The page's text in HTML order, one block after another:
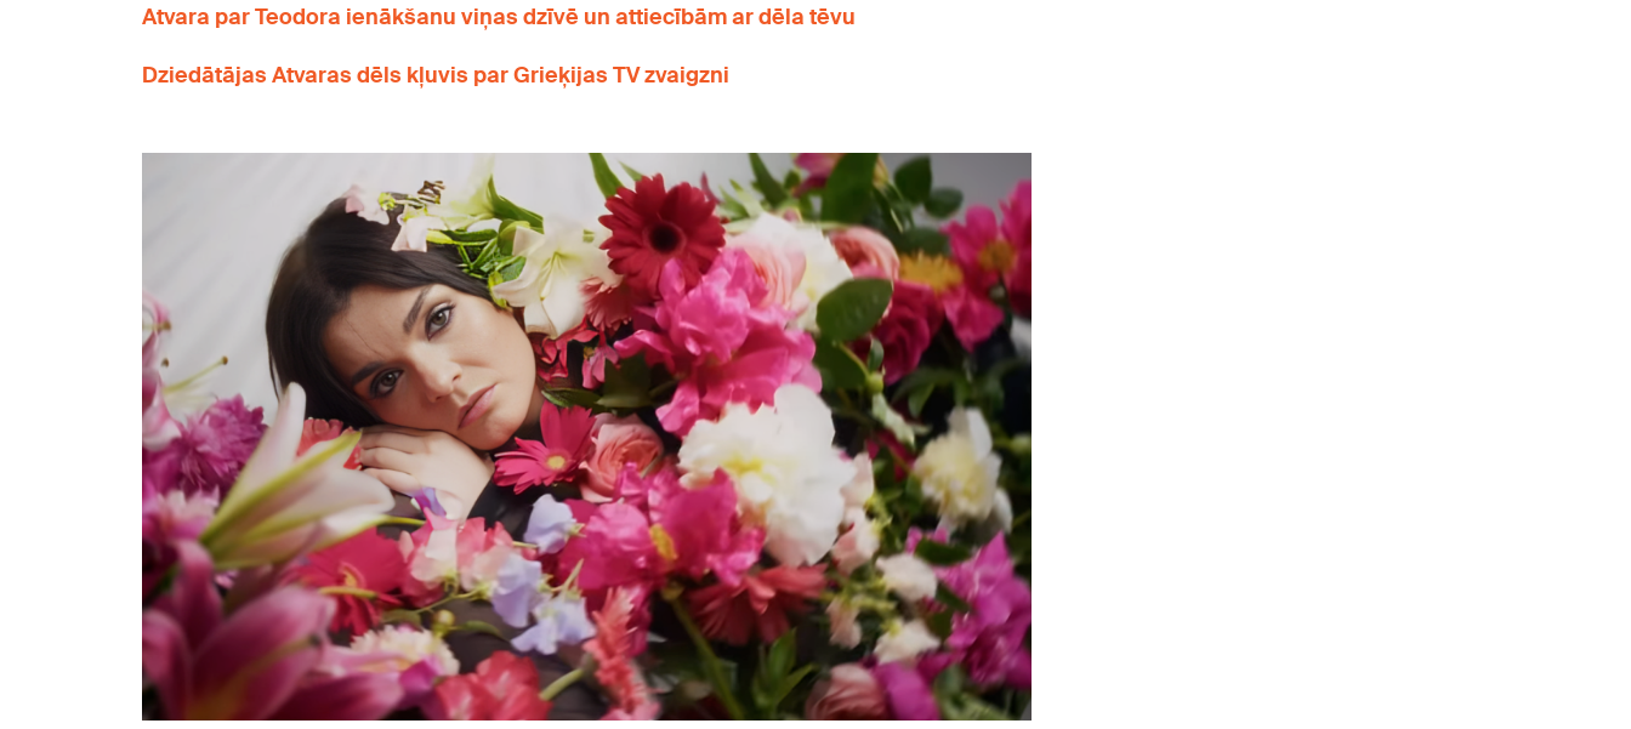
Atvara par Teodora ienākšanu viņas dzīvē un attiecībām ar dēla tēvu
Dziedātājas Atvaras dēls kļuvis par Grieķijas TV zvaigzni